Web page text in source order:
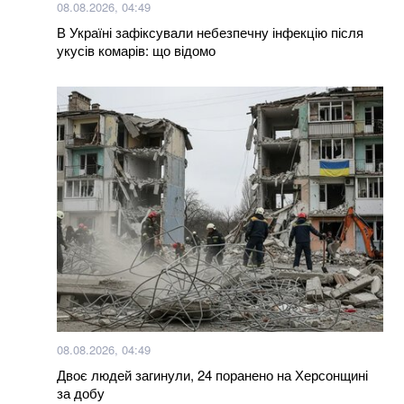
08.08.2026, 04:49
В Україні зафіксували небезпечну інфекцію після
укусів комарів: що відомо
08.08.2026, 04:49
Двоє людей загинули, 24 поранено на Херсонщині
за добу